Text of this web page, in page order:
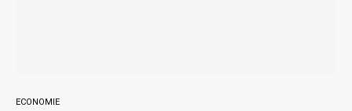
ECONOMIE